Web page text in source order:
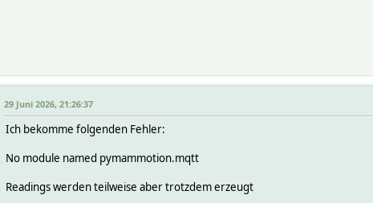
29 Juni 2026, 21:26:37
Ich bekomme folgenden Fehler:
No module named pymammotion.mqtt
Readings werden teilweise aber trotzdem erzeugt